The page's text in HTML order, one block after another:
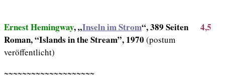
Ernest Hemingway, „Inseln im Strom“, 389 Seiten 4,5
Roman, “Islands in the Stream”, 1970 (postum
veröffentlicht)
~~~~~~~~~~~~~~~~~~~~